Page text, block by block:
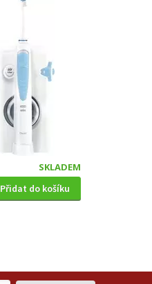
SKLADEM
Přidat do košíku